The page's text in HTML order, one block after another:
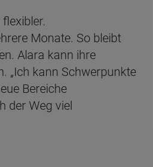
Monate. So bleibt
Alara kann ihre
„Ich kann Schwerpunkte
Bereiche
der Weg viel